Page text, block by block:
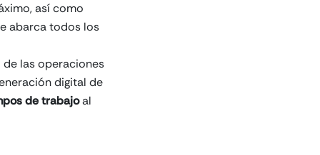
así como
abarca todos los
las operaciones
digital de
de trabajoal